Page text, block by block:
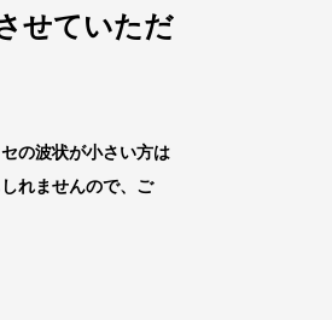
せていただ
の波状が小さい方は
れませんので、ご